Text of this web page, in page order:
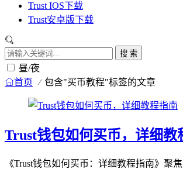
Trust IOS下载
Trust安卓版下载
搜 索
昼/夜
首页 包含"买币教程"标签的文章
Trust钱包如何买币，详细教
《Trust钱包如何买币：详细教程指南》